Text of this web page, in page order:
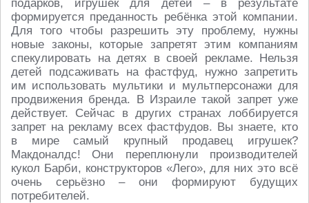
подарков, игрушек для детей – в результате
формируется преданность ребёнка этой компании.
Для того чтобы разрешить эту проблему, нужны
новые законы, которые запретят этим компаниям
спекулировать на детях в своей рекламе. Нельзя
детей подсаживать на фастфуд, нужно запретить
им использовать мультики и мультперсонажи для
продвижения бренда. В Израиле такой запрет уже
действует. Сейчас в других странах лоббируется
запрет на рекламу всех фастфудов. Вы знаете, кто
в мире самый крупный продавец игрушек?
Макдоналдс! Они переплюнули производителей
кукол Барби, конструкторов «Лего», для них это всё
очень серьёзно – они формируют будущих
потребителей.